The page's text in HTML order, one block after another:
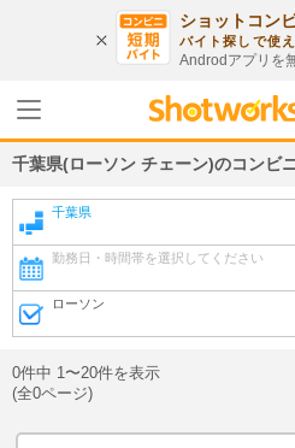
ショットコン
バイト探しで使
Androdアプリを
千葉県(ローソン チェーン)のコンビ
千葉県
勤務日・時間帯を選択してください
ローソン
0件中 1〜20件を表示
(全0ページ)